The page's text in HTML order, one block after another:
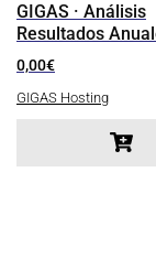
GIGAS · Análisis
Resultados
0,00€
GIGAS Hosting